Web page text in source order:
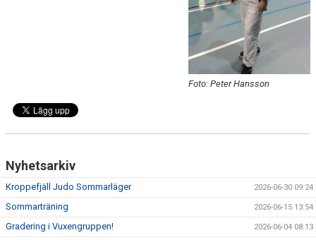
Foto: Peter Hansson
Nyhetsarkiv
Kroppefjäll Judo Sommarläger 2026-06-30 09:24
Sommarträning 2026-06-15 13:54
Gradering i Vuxengruppen! 2026-06-04 08:13